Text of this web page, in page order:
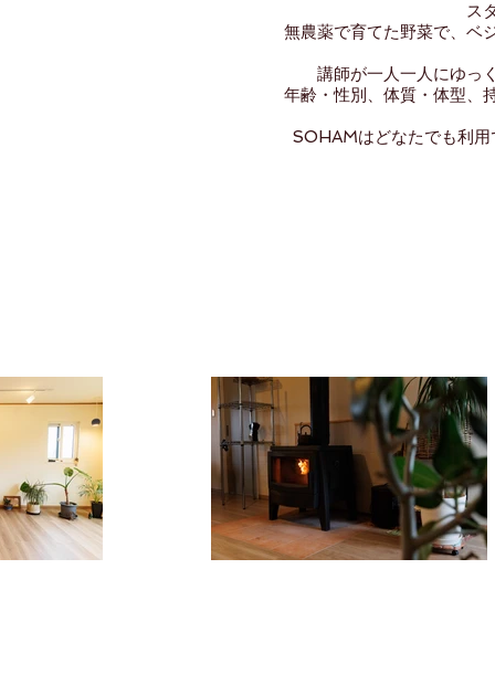
ス
無農薬で育てた野菜で、ベ
講師が一人一人にゆっ
年齢・性別、体質・体型、
SOHAMはどなたでも利